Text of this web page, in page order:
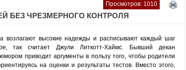
БЕЗ ЧРЕЗМЕРНОГО КОНТРОЛЯ
Просмотров: 1010
возлагают высокие надежды и расписывают каждый шаг
так считает Джули Литкотт-Хаймс. Бывший декан
приводит аргументы в пользу того, чтобы родители
на оценки и результаты тестов. Вместо этого,